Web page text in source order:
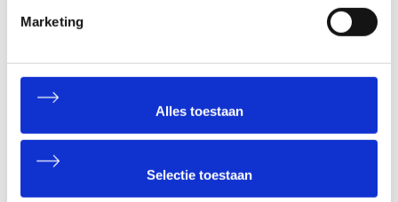
Marketing
Alles toestaan
Selectie toestaan
Overheaddeuren voor ieder formaat en gebruik